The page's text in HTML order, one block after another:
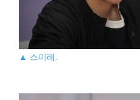
▲ 스미레.